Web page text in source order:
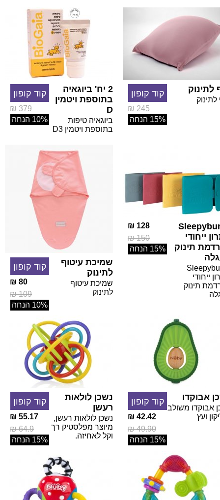
לתינוק
לתינוק
קוד קופון
245 ₪
15% הנחה
2 יח' ביוגאיה
בתוספת ויטמין
D
ביוגאיה טיפות
בתוספת ויטמין D3
קוד קופון
379 ₪
10% הנחה
ייחודי
תינוק
ייחודי
תינוק
128 ₪
150 ₪
15% הנחה
שמיכת עיטוף
לתינוק
שמיכת עיטוף
לתינוק
קוד קופון
80 ₪
109 ₪
10% הנחה
אבוקדו
אבוקדו משולב
ועץ
קוד קופון
42.42 ₪
49.90 ₪
15% הנחה
נשכן לולאות
רעשן
נשכן לולאות רעשן,
מיוצר מפלסטיק רך
וקל לאחיזה.
קוד קופון
55.17 ₪
64.9 ₪
15% הנחה